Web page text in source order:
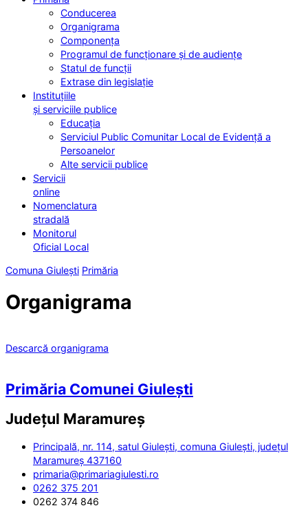
Conducerea
Organigrama
Componența
Programul de funcționare și de audiențe
Statul de funcții
Extrase din legislație
Instituțiile
și serviciile publice
Educația
Serviciul Public Comunitar Local de Evidență a
Persoanelor
Alte servicii publice
Servicii
online
Nomenclatura
stradală
Monitorul
Oficial Local
Comuna Giulești Primăria
Organigrama
Descarcă organigrama
Primăria Comunei Giulești
Județul Maramureș
Principală, nr. 114, satul Giulești, comuna Giulești, județul
Maramureș 437160
primaria@primariagiulesti.ro
0262 375 201
0262 374 846